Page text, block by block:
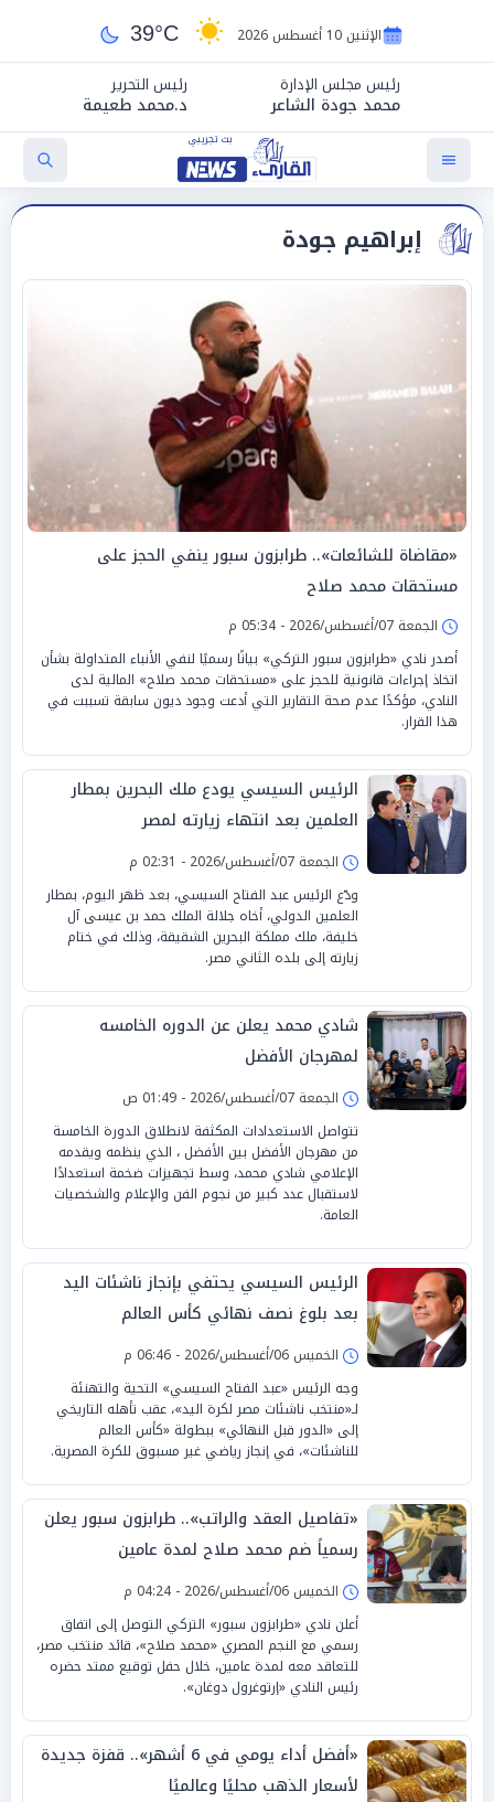
الإثنين 10 أغسطس 2026 39°C
رئيس مجلس الإدارة
محمد جودة الشاعر
رئيس التحرير
د.محمد طعيمة
إبراهيم جودة
«مقاضاة للشائعات».. طرابزون سبور ينفي الحجز على
مستحقات محمد صلاح
الجمعة 07/أغسطس/2026 - 05:34 م
أصدر نادي «طرابزون سبور التركي» بيانًا رسميًا لنفي الأنباء المتداولة بشأن
اتخاذ إجراءات قانونية للحجز على «مستحقات محمد صلاح» المالية لدى
النادي، مؤكدًا عدم صحة التقارير التي أدعت وجود ديون سابقة تسببت في
هذا القرار.
الرئيس السيسي يودع ملك البحرين بمطار
العلمين بعد انتهاء زيارته لمصر
الجمعة 07/أغسطس/2026 - 02:31 م
ودّع الرئيس عبد الفتاح السيسي، بعد ظهر اليوم، بمطار
العلمين الدولي، أخاه جلالة الملك حمد بن عيسى آل
خليفة، ملك مملكة البحرين الشقيقة، وذلك في ختام
زيارته إلى بلده الثاني مصر.
شادي محمد يعلن عن الدوره الخامسه
لمهرجان الأفضل
الجمعة 07/أغسطس/2026 - 01:49 ص
تتواصل الاستعدادات المكثفة لانطلاق الدورة الخامسة
من مهرجان الأفضل بين الأفضل ، الذي ينظمه ويقدمه
الإعلامي شادي محمد، وسط تجهيزات ضخمة استعدادًا
لاستقبال عدد كبير من نجوم الفن والإعلام والشخصيات
العامة.
الرئيس السيسي يحتفي بإنجاز ناشئات اليد
بعد بلوغ نصف نهائي كأس العالم
الخميس 06/أغسطس/2026 - 06:46 م
وجه الرئيس «عبد الفتاح السيسي» التحية والتهنئة
لـ«منتخب ناشئات مصر لكرة اليد»، عقب تأهله التاريخي
إلى «الدور قبل النهائي» ببطولة «كأس العالم
للناشئات»، في إنجاز رياضي غير مسبوق للكرة المصرية.
«تفاصيل العقد والراتب».. طرابزون سبور يعلن
رسمياً ضم محمد صلاح لمدة عامين
الخميس 06/أغسطس/2026 - 04:24 م
أعلن نادي «طرابزون سبور» التركي التوصل إلى اتفاق
رسمي مع النجم المصري «محمد صلاح»، قائد منتخب مصر،
للتعاقد معه لمدة عامين، خلال حفل توقيع ممتد حضره
رئيس النادي «إرتوغرول دوغان».
«أفضل أداء يومي في 6 أشهر».. قفزة جديدة
لأسعار الذهب محليًا وعالميًا